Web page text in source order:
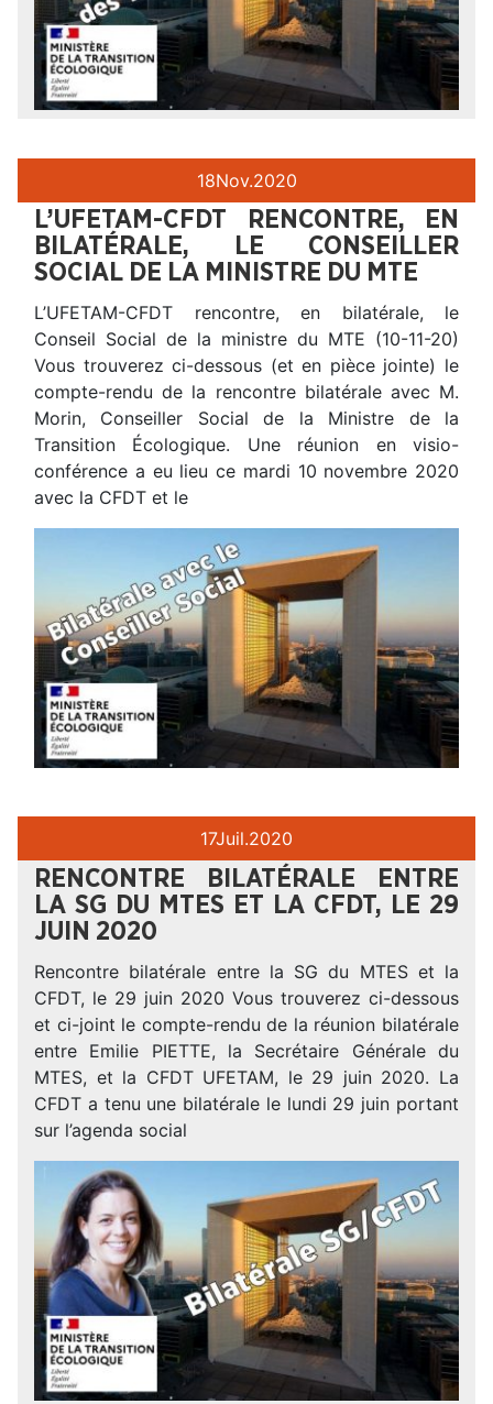
18Nov.2020
L’UFETAM-CFDT RENCONTRE, EN
BILATÉRALE, LE CONSEILLER
SOCIAL DE LA MINISTRE DU MTE
L’UFETAM-CFDT rencontre, en bilatérale, le
Conseil Social de la ministre du MTE (10-11-20)
Vous trouverez ci-dessous (et en pièce jointe) le
compte-rendu de la rencontre bilatérale avec M.
Morin, Conseiller Social de la Ministre de la
Transition Écologique. Une réunion en visio-
conférence a eu lieu ce mardi 10 novembre 2020
avec la CFDT et le
17Juil.2020
RENCONTRE BILATÉRALE ENTRE
LA SG DU MTES ET LA CFDT, LE 29
JUIN 2020
Rencontre bilatérale entre la SG du MTES et la
CFDT, le 29 juin 2020 Vous trouverez ci-dessous
et ci-joint le compte-rendu de la réunion bilatérale
entre Emilie PIETTE, la Secrétaire Générale du
MTES, et la CFDT UFETAM, le 29 juin 2020. La
CFDT a tenu une bilatérale le lundi 29 juin portant
sur l’agenda social